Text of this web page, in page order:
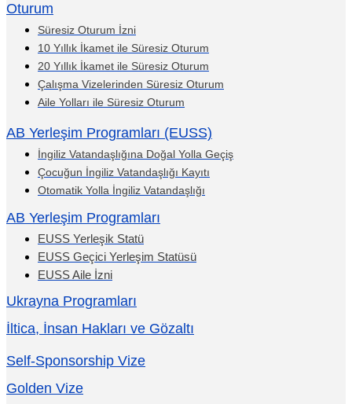
Oturum
Süresiz Oturum İzni
10 Yıllık İkamet ile Süresiz Oturum
20 Yıllık İkamet ile Süresiz Oturum
Çalışma Vizelerinden Süresiz Oturum
Aile Yolları ile Süresiz Oturum
AB Yerleşim Programları (EUSS)
İngiliz Vatandaşlığına Doğal Yolla Geçiş
Çocuğun İngiliz Vatandaşlığı Kayıtı
Otomatik Yolla İngiliz Vatandaşlığı
AB Yerleşim Programları
EUSS Yerleşik Statü
EUSS Geçici Yerleşim Statüsü
EUSS Aile İzni
Ukrayna Programları
İltica, İnsan Hakları ve Gözaltı
Self-Sponsorship Vize
Golden Vize